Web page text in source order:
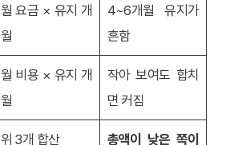
월 요금 × 유지 개
월
4~6개월 유지가
흔함
월 비용 × 유지 개
월
작아 보여도 합치
면 커짐
위 3개 합산 총액이 낮은 쪽이